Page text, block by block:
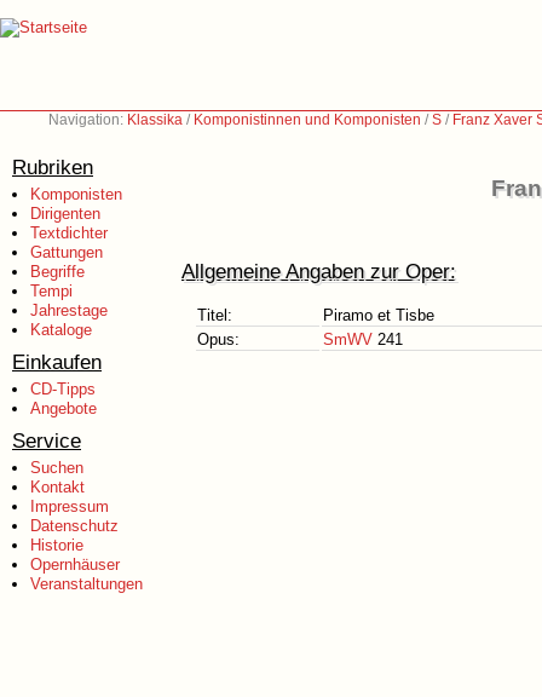
Navigation: Klassika / Komponistinnen und Komponisten /S / Franz Xaver
Rubriken
Komponisten
Dirigenten
Textdichter
Gattungen
Begriffe
Tempi
Jahrestage
Kataloge
Einkaufen
CD-Tipps
Angebote
Service
Suchen
Kontakt
Impressum
Datenschutz
Historie
Opernhäuser
Veranstaltungen
Allgemeine Angaben zur Oper:
Titel:
Piramo et Tisbe
Opus:
SmWV 241